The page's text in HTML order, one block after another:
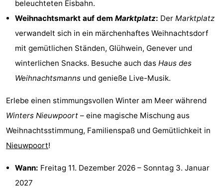
beleuchteten Eisbahn.
Weihnachtsmarkt auf dem Marktplatz: Der Marktplatz
verwandelt sich in ein märchenhaftes Weihnachtsdorf
mit gemütlichen Ständen, Glühwein, Genever und
winterlichen Snacks. Besuche auch das Haus des
Weihnachtsmanns und genieße Live-Musik.
Erlebe einen stimmungsvollen Winter am Meer während
Winters Nieuwpoort – eine magische Mischung aus
Weihnachtsstimmung, Familienspaß und Gemütlichkeit in
Nieuwpoort!
Wann: Freitag 11. Dezember 2026 – Sonntag 3. Januar
2027